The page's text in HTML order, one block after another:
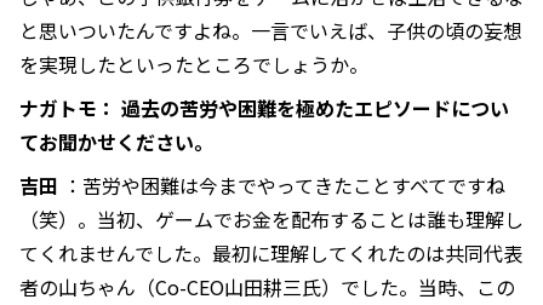
と思いついたんですよね。一言でいえば、子供の頃の妄想
を実現したといったところでしょうか。
ナガトモ： 過去の苦労や困難を極めたエピソードについ
てお聞かせください。
吉田 ：苦労や困難は今までやってきたことすべてですね
（笑）。当初、ゲームでお金を配布することは誰も理解し
てくれませんでした。最初に理解してくれたのは共同代表
者の山ちゃん（Co-CEO山田耕三氏）でした。当時、この